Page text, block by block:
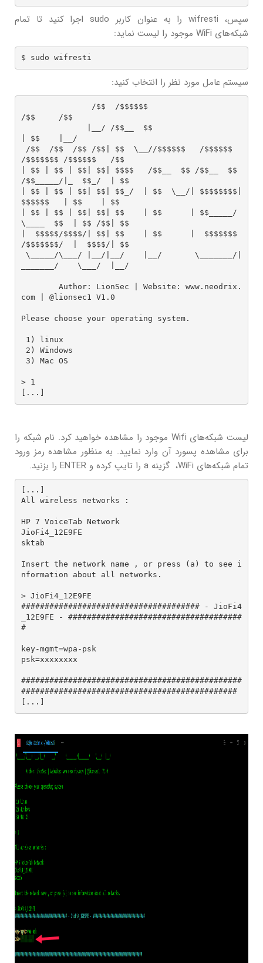
سپس، wifresti را به عنوان کاربر sudo اجرا کنید تا تمام
شبکه‌های WiFi موجود را لیست نماید:
$ sudo wifresti
سیستم عامل مورد نظر را انتخاب کنید:
/$$     /$$
| $$    |__/
/$$$$$$$ /$$$$$$   /$$
| $$ | $$ | $$| $$| $$$$   /$$__  $$ /$$__  $$
/$$_____/|_  $$_/  | $$
| $$ | $$ | $$| $$| $$_/  | $$  \__/| $$$$$$$$|
$$$$$$   | $$    | $$
| $$ | $$ | $$| $$| $$    | $$      | $$_____/
\____  $$  | $$ /$$| $$
|  $$$$$/$$$$/| $$| $$    | $$      |  $$$$$$$
/$$$$$$$/  |  $$$$/| $$
_______/    \___/  |__/
com | @lionsec1	V1.0
Please choose your operating system.
> 1
[...]
لیست شبکه‌های Wifi موجود را مشاهده خواهید کرد. نام شبکه را
برای مشاهده پسورد آن وارد نمایید. به منظور مشاهده رمز ورود
تمام شبکه‌های WiFi، گزینه a را تایپ کرده و ENTER را بزنید.
[...]
All wireless networks :
HP 7 VoiceTab Network
JioFi4_12E9FE
sktab
Insert the network name , or press (a) to see i
nformation about all networks.
> JioFi4_12E9FE
###################################### - JioFi4
_12E9FE - #####################################
#
key-mgmt=wpa-psk
psk=xxxxxxxx
###############################################
##############################################
[...]